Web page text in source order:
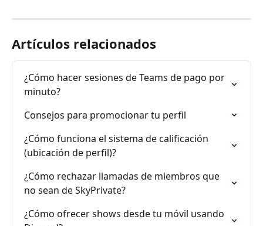
Artículos relacionados
¿Cómo hacer sesiones de Teams de pago por
minuto?
Consejos para promocionar tu perfil
¿Cómo funciona el sistema de calificación
(ubicación de perfil)?
¿Cómo rechazar llamadas de miembros que
no sean de SkyPrivate?
¿Cómo ofrecer shows desde tu móvil usando